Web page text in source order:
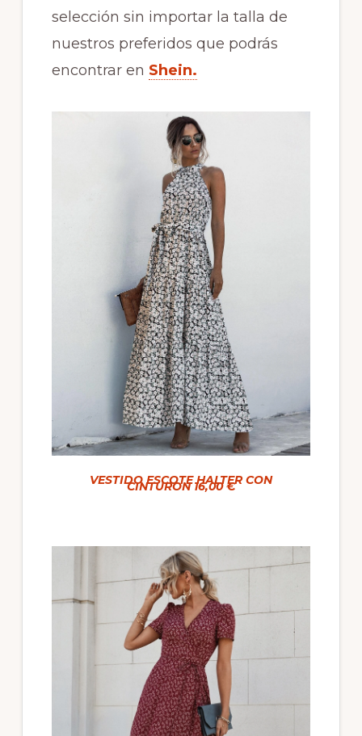
selección sin importar la talla de
nuestros preferidos que podrás
encontrar en Shein.
VESTIDO ESCOTE HALTER CON
CINTURON 16,00 €